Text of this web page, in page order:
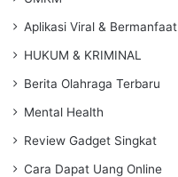
Aplikasi Viral & Bermanfaat
HUKUM & KRIMINAL
Berita Olahraga Terbaru
Mental Health
Review Gadget Singkat
Cara Dapat Uang Online